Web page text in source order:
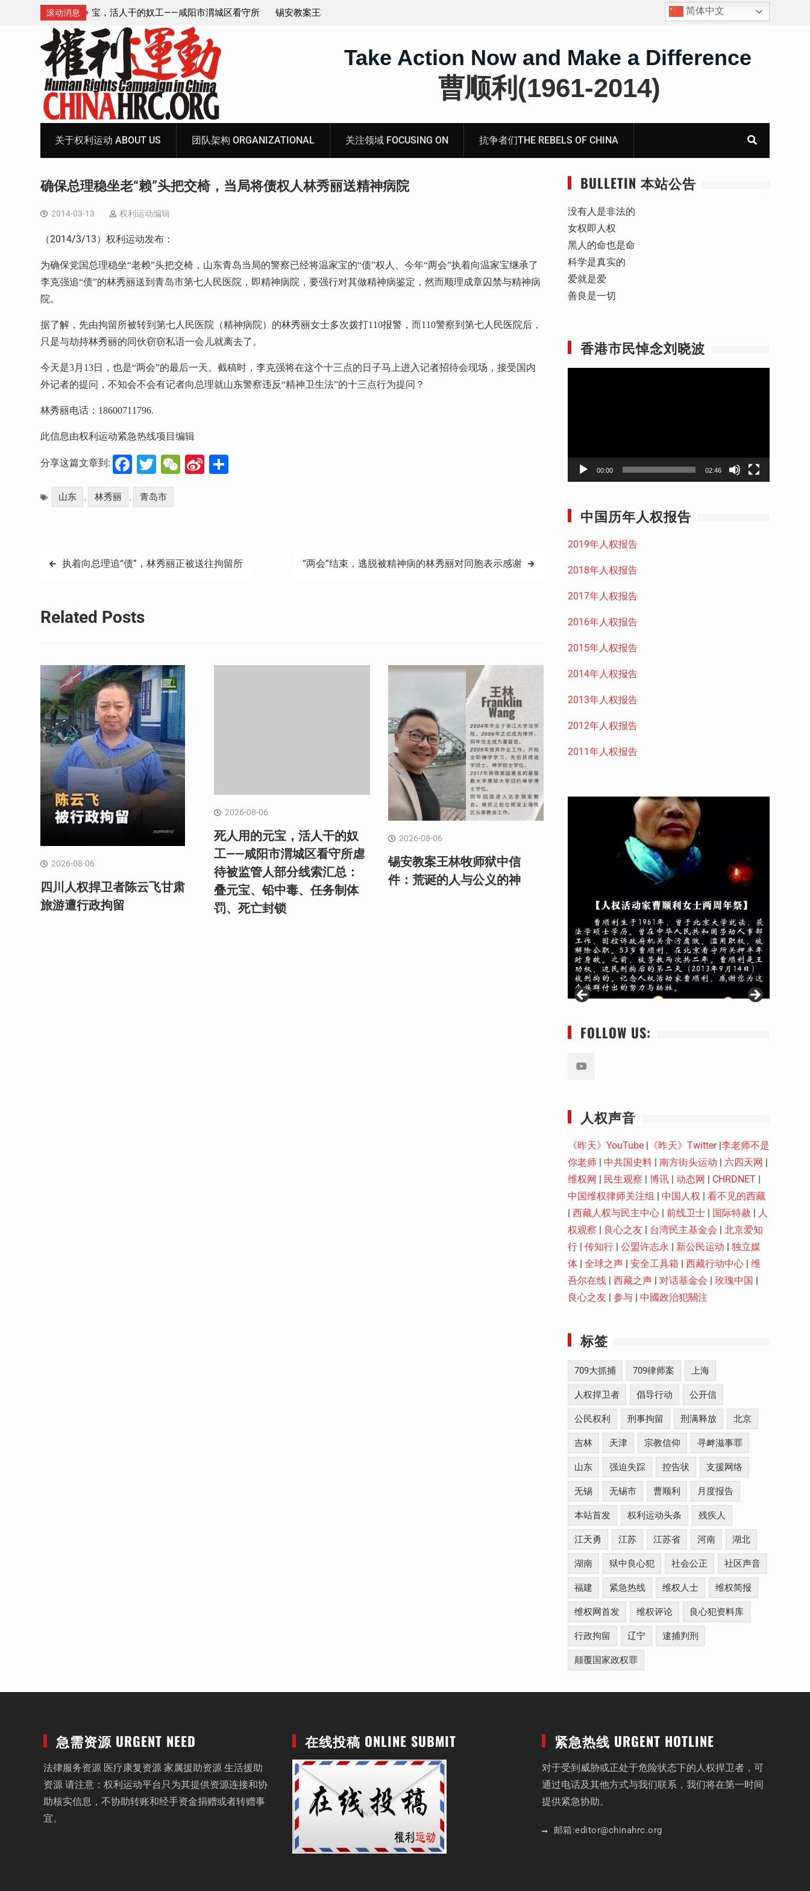
滚动消息
阳市渭城区看守所
宝、铅中毒、任务制
锡安教案王林牧师狱中信件：荒诞的人与公义的神 四川人权捍卫者陈云飞甘肃旅游遭行政拘留
简体中文
Take Action Now and Make a Difference
曹顺利(1961-2014)
关于权利运动 ABOUT US 团队架构 ORGANIZATIONAL 关注领域 FOCUSING ON 抗争者们THE REBELS OF CHINA
确保总理稳坐老“赖”头把交椅，当局将债权人林秀丽送精神病院
2014-03-13 权利运动编辑
（2014/3/13）权利运动发布：
为确保党国总理稳坐“老赖”头把交椅，山东青岛当局的警察已经将温家宝的“债”权人、今年“两会”执着向温家宝继承了
李克强追“债”的林秀丽送到青岛市第七人民医院，即精神病院，要强行对其做精神病鉴定，然而顺理成章囚禁与精神病
院。
据了解，先由拘留所被转到第七人民医院（精神病院）的林秀丽女士多次拨打110报警，而110警察到第七人民医院后，
只是与劫持林秀丽的同伙窃窃私语一会儿就离去了。
今天是3月 13日，也是“两会”的最后一天。截稿时，李克强将在这个十三点的日子马上进入记者招待会现场，接受国内
外记者的提问，不知会不会有记者向总理就山东警察违反“精神卫生法”的十三点行为提问？
林秀丽电话： 18600711796.
此信息由权利运动紧急热线项目编辑
分享这篇文章到: Facebook
Twitter
WeChat
Sina
山东 , 林秀丽 , 青岛市
文
导
执着向总理追“债”，林秀丽正被送往拘留所 “两会”结束，逃脱被精神病的林秀丽对同胞表示感谢
Related Posts
2026-08-06
四川人权捍卫者陈云飞甘肃
旅游遭行政拘留
2026-08-06
死人用的元宝，活人干的奴
工——咸阳市渭城区看守所虐
待被监管人部分线索汇总：
叠元宝、铅中毒、任务制体
罚、死亡封锁
2026-08-06
锡安教案王林牧师狱中信
件：荒诞的人与公义的神
BULLETIN 本站公告
没有人是非法的
女权即人权
黑人的命也是命
科学是真实的
爱就是爱
善良是一切
香港市民悼念刘晓波
00:00 02:46
中国历年人权报告
2019年人权报告
2018年人权报告
2017年人权报告
2016年人权报告
2015年人权报告
2014年人权报告
2013年人权报告
2012年人权报告
2011年人权报告
FOLLOW US:
人权声音
《昨天》YouTube | 《昨天》Twitter|李老师不是
你老师 | 中共国史料 | 南方街头运动 | 六四天网 |
维权网 | 民生观察 | 博讯 | 动态网 | CHRDNET |
中国维权律师关注组 | 中国人权 | 看不见的西藏
| 西藏人权与民主中心 | 前线卫士 | 国际特赦 | 人
权观察 | 良心之友 | 台湾民主基金会 | 北京爱知
行 | 传知行 | 公盟许志永 | 新公民运动 | 独立媒
体 | 全球之声 | 安全工具箱 | 西藏行动中心 | 维
吾尔在线 | 西藏之声 | 对话基金会 | 玫瑰中国 |
良心之友 | 参与 | 中國政治犯關注
标签
709大抓捕 709律师案 上海
人权捍卫者 倡导行动 公开信
公民权利 刑事拘留 刑满释放 北京
吉林 天津 宗教信仰 寻衅滋事罪
山东 强迫失踪 控告状 支援网络
无锡 无锡市 曹顺利 月度报告
本站首发 权利运动头条 残疾人
江天勇 江苏 江苏省 河南 湖北
湖南 狱中良心犯 社会公正 社区声音
福建 紧急热线 维权人士 维权简报
维权网首发 维权评论 良心犯资料库
行政拘留 辽宁 逮捕判刑
颠覆国家政权罪
急需资源 URGENT NEED
法律服务资源 医疗康复资源 家属援助资源 生活援助
资源 请注意：权利运动平台只为其提供资源连接和协
助核实信息，不协助转账和经手资金捐赠或者转赠事
宜。
在线投稿 ONLINE SUBMIT 紧急热线 URGENT HOTLINE
对于受到威胁或正处于危险状态下的人权捍卫者，可
通过电话及其他方式与我们联系，我们将在第一时间
提供紧急协助。
邮箱:editor@chinahrc.org